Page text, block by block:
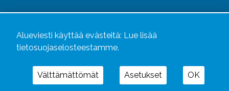
Alueviesti käyttää evästeitä: Lue lisää
tietosuojaselosteestamme.
Välttämättömät Asetukset OK